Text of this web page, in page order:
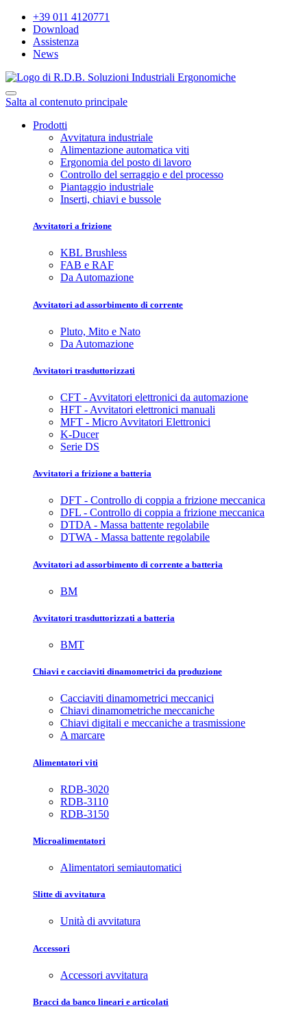
+39 011 4120771
Download
Assistenza
News
Salta al contenuto principale
Prodotti
Avvitatura industriale
Alimentazione automatica viti
Ergonomia del posto di lavoro
Controllo del serraggio e del processo
Piantaggio industriale
Inserti, chiavi e bussole
Avvitatori a frizione
KBL Brushless
FAB e RAF
Da Automazione
Avvitatori ad assorbimento di corrente
Pluto, Mito e Nato
Da Automazione
Avvitatori trasduttorizzati
CFT - Avvitatori elettronici da automazione
HFT - Avvitatori elettronici manuali
MFT - Micro Avvitatori Elettronici
K-Ducer
Serie DS
Avvitatori a frizione a batteria
DFT - Controllo di coppia a frizione meccanica
DFL - Controllo di coppia a frizione meccanica
DTDA - Massa battente regolabile
DTWA - Massa battente regolabile
Avvitatori ad assorbimento di corrente a batteria
BM
Avvitatori trasduttorizzati a batteria
BMT
Chiavi e cacciaviti dinamometrici da produzione
Cacciaviti dinamometrici meccanici
Chiavi dinamometriche meccaniche
Chiavi digitali e meccaniche a trasmissione
A marcare
Alimentatori viti
RDB-3020
RDB-3110
RDB-3150
Microalimentatori
Alimentatori semiautomatici
Slitte di avvitatura
Unità di avvitatura
Accessori
Accessori avvitatura
Bracci da banco lineari e articolati